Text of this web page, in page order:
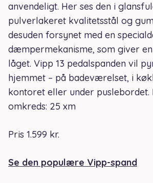
anvendeligt. Her ses den i
pulverlakeret kvalitetsstål og
desuden forsynet med en
dæmpermekanisme, som giver
låget. Vipp 13 pedalspanden vil
hjemmet – på badeværelset, i
kontoret eller under puslebordet.
omkreds: 25 xm
Pris 1.599 kr.
Se den populære Vipp-spand